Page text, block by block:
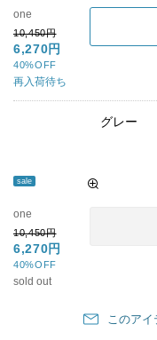
one
10,450円
6,270円
40%OFF
再入荷待ち
sale
グレー
one
10,450円
6,270円
40%OFF
sold out
このア